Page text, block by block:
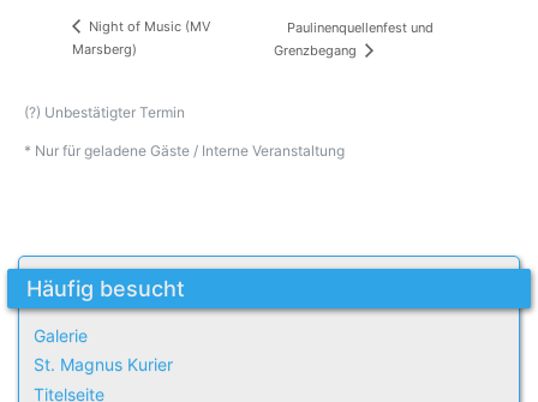
Night of Music (MV
Marsberg)
Paulinenquellenfest und
Grenzbegang
(?) Unbestätigter Termin
* Nur für geladene Gäste / Interne Veranstaltung
Häufig besucht
Galerie
St. Magnus Kurier
Titelseite